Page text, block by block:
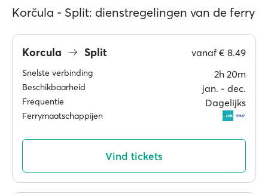
Korčula - Split: dienstregelingen van de ferry
Korcula Split vanaf€ 8.49
Snelste verbinding 2h 20m
Beschikbaarheid jan. ‐ dec.
Frequentie Dagelijks
Ferrymaatschappijen
Vind tickets